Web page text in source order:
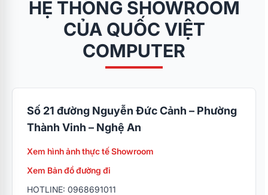
HỆ THỐNG SHOWROOM
CỦA QUỐC VIỆT
COMPUTER
Số 21 đường Nguyễn Đức Cảnh – Phường
Thành Vinh – Nghệ An
Xem hình ảnh thực tế Showroom
Xem Bản đồ đường đi
HOTLINE: 0968691011